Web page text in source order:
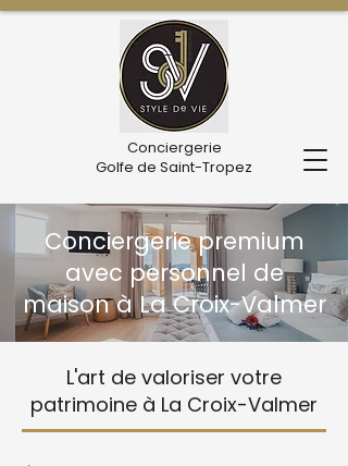
Conciergerie
Golfe de Saint-Tropez
Conciergerie premium
avec personnel de
maison à La Croix-Valmer
L'art de valoriser votre
patrimoine à La Croix-Valmer